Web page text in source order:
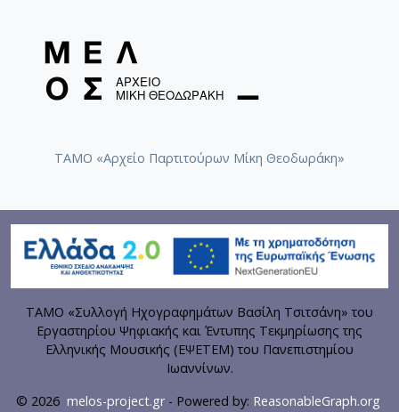
ΤΑΜΟ «Αρχείο Παρτιτούρων Μίκη Θεοδωράκη»
ΤΑΜΟ «Συλλογή Ηχογραφημάτων Βασίλη Τσιτσάνη» του
Εργαστηρίου Ψηφιακής και Έντυπης Τεκμηρίωσης της
Ελληνικής Μουσικής (ΕΨΕΤΕΜ) του Πανεπιστημίου
Ιωαννίνων.
© 2026 melos-project.gr- Powered by: ReasonableGraph.org